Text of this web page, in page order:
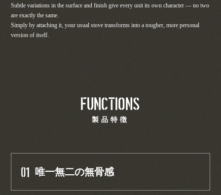
Subtle variations in the surface and finish give every unit its own character — no two
are exactly the same.
Simply by attaching it, your usual stove transforms into a tougher, more personal
version of itself.
FUNCTIONS
製品特徴
01 唯一無二の無骨感